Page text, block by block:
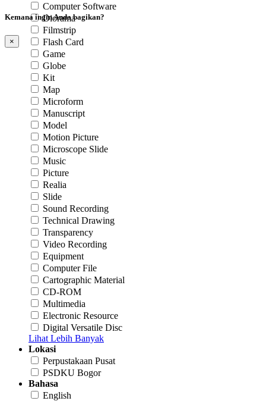
Computer Software
Diorama
Filmstrip
Flash Card
Game
Globe
Kit
Map
Microform
Manuscript
Model
Motion Picture
Microscope Slide
Music
Picture
Realia
Slide
Sound Recording
Technical Drawing
Transparency
Video Recording
Equipment
Computer File
Cartographic Material
CD-ROM
Multimedia
Electronic Resource
Digital Versatile Disc
Lihat Lebih Banyak
Lokasi
Perpustakaan Pusat
PSDKU Bogor
Bahasa
English
Kemana ingin Anda bagikan?
×